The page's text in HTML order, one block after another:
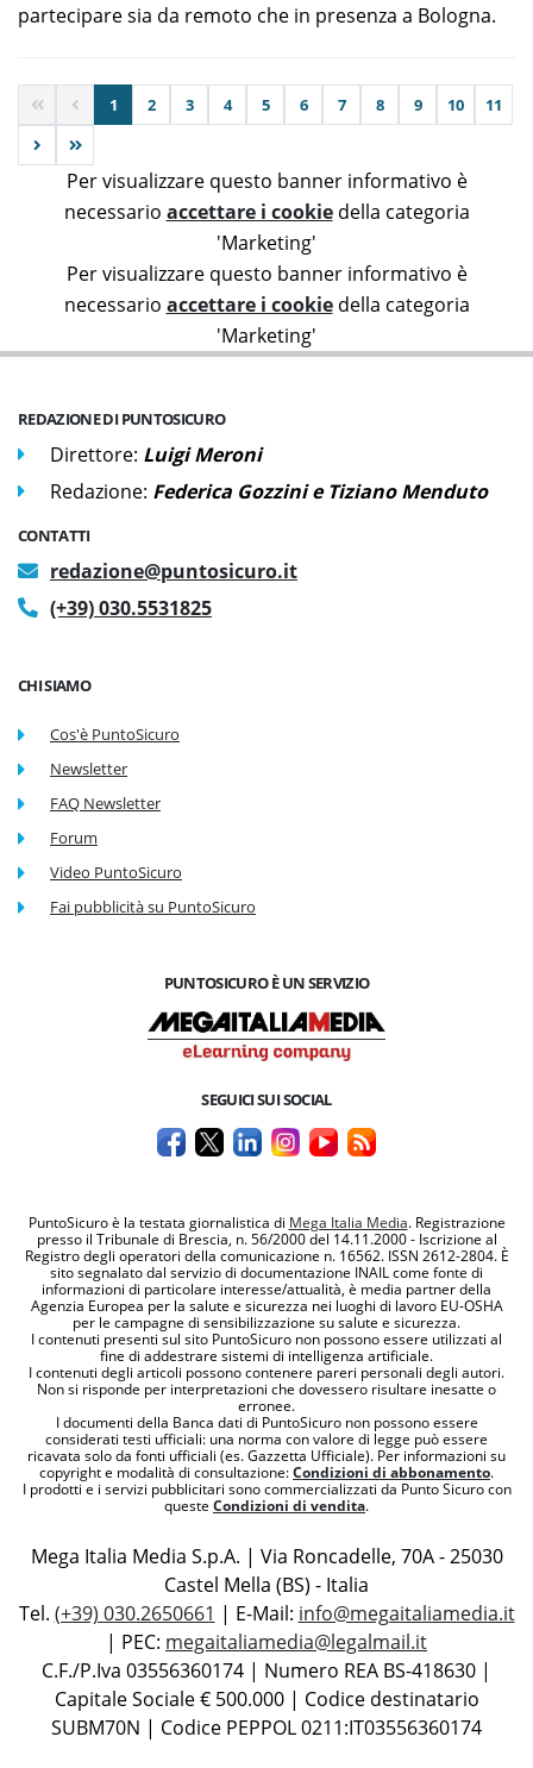
partecipare sia da remoto che in presenza a Bologna.
1 2 3 4 5 6 7 8 9 10 11
Per visualizzare questo banner informativo è
necessario accettare i cookiedella categoria
'Marketing'
Per visualizzare questo banner informativo è
necessario accettare i cookiedella categoria
'Marketing'
REDAZIONE DI PUNTOSICURO
Direttore: Luigi Meroni
Redazione: Federica Gozzini e Tiziano Menduto
CONTATTI
redazione@puntosicuro.it
(+39) 030.5531825
CHI SIAMO
Cos'è PuntoSicuro
Newsletter
FAQ Newsletter
Forum
Video PuntoSicuro
Fai pubblicità su PuntoSicuro
PUNTOSICURO È UN SERVIZIO
SEGUICI SUI SOCIAL
PuntoSicuro è la testata giornalistica di Mega Italia Media. Registrazione
presso il Tribunale di Brescia, n. 56/2000 del 14.11.2000 - Iscrizione al
Registro degli operatori della comunicazione n. 16562. ISSN 2612-2804. È
sito segnalato dal servizio di documentazione INAIL come fonte di
informazioni di particolare interesse/attualità, è media partner della
Agenzia Europea per la salute e sicurezza nei luoghi di lavoro EU-OSHA
per le campagne di sensibilizzazione su salute e sicurezza.
I contenuti presenti sul sito PuntoSicuro non possono essere utilizzati al
fine di addestrare sistemi di intelligenza artificiale.
I contenuti degli articoli possono contenere pareri personali degli autori.
Non si risponde per interpretazioni che dovessero risultare inesatte o
erronee.
I documenti della Banca dati di PuntoSicuro non possono essere
considerati testi ufficiali: una norma con valore di legge può essere
ricavata solo da fonti ufficiali (es. Gazzetta Ufficiale). Per informazioni su
copyright e modalità di consultazione:Condizioni di abbonamento.
I prodotti e i servizi pubblicitari sono commercializzati da Punto Sicuro con
queste Condizioni di vendita.
Mega Italia Media S.p.A. | Via Roncadelle, 70A - 25030
Castel Mella (BS) - Italia
Tel. (+39) 030.2650661 | E-Mail: info@megaitaliamedia.it
| PEC: megaitaliamedia@legalmail.it
C.F./P.Iva 03556360174 | Numero REA BS-418630 |
Capitale Sociale € 500.000 | Codice destinatario
SUBM70N | Codice PEPPOL 0211:IT03556360174